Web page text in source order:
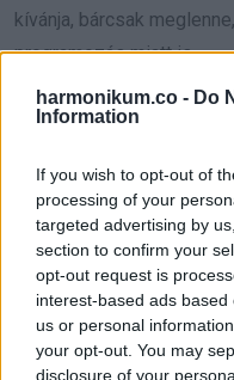
harmonikum.co - Do
Information
If you wish to opt-out of
processing of your
targeted advertising by
section to confirm your
opt-out request is
interest-based ads
us or personal
your opt-out. You may
disclosure of your
kívánja, bárcsak
programozás miatt is.
„Ha megnézzük az
megdöngeti.
„Azt hiszem, ez sokkal
mert nincs semmi az
kaphatnék meg. És azt